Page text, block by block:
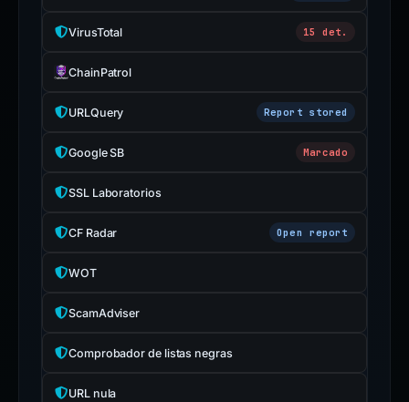
VirusTotal 15 det.
ChainPatrol
URLQuery Report stored
Google SB Marcado
SSL Laboratorios
CF Radar Open report
WOT
ScamAdviser
Comprobador de listas negras
URL nula